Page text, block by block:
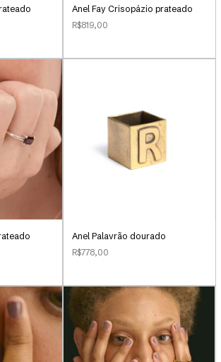
Anel Fay Crisopázio prateado
R$819,00
Anel Palavrão dourado
R$778,00